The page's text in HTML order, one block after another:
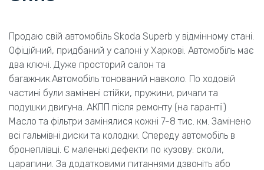
Продаю свій автомобіль Skoda Superb у відмінному стані.
Офіційний, придбаний у салоні у Харкові. Автомобіль має
два ключі. Дуже просторий салон та
багажник.Автомобіль тонований навколо. По ходовій
частині були замінені стійки, пружини, ричаги та
подушки двигуна. АКПП після ремонту (на гарантії)
Масло та фільтри замінялися кожні 7-8 тис. км. Замінено
всі гальмівні диски та колодки. Спереду автомобіль в
бронеплівці. Є маленькі дефекти по кузову: сколи,
царапини. За додатковими питаннями дзвоніть або